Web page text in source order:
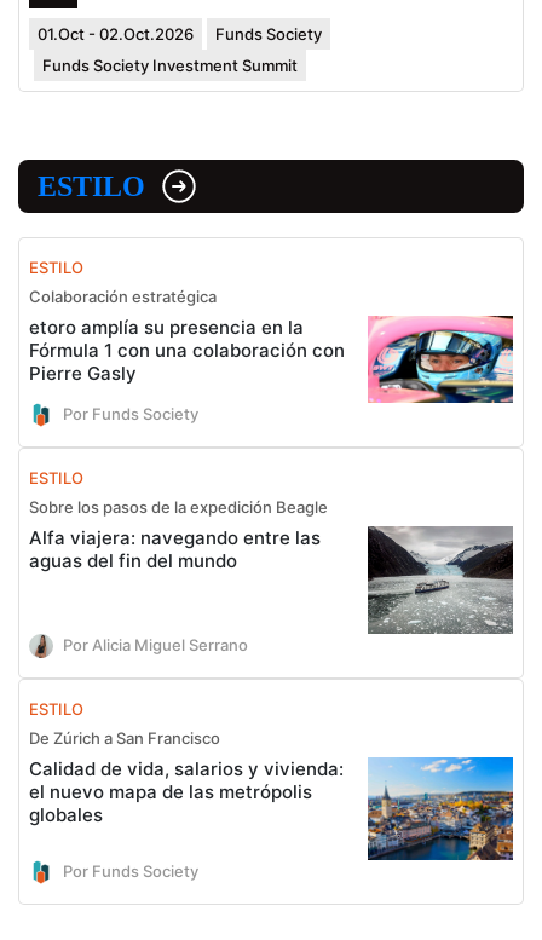
01.Oct - 02.Oct.2026
Funds Society
Funds Society Investment Summit
ESTILO
ESTILO
Colaboración estratégica
etoro amplía su presencia en la
Fórmula 1 con una colaboración con
Pierre Gasly
Por Funds Society
ESTILO
Sobre los pasos de la expedición Beagle
Alfa viajera: navegando entre las
aguas del fin del mundo
Por Alicia Miguel Serrano
ESTILO
De Zúrich a San Francisco
Calidad de vida, salarios y vivienda:
el nuevo mapa de las metrópolis
globales
Por Funds Society